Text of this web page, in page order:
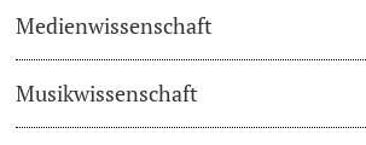
Learning Spaces
Medienwissenschaft
Musikwissenschaft